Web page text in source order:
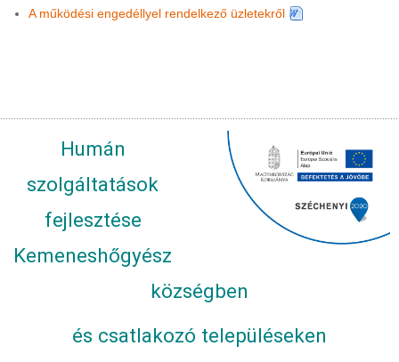
A működési engedéllyel rendelkező üzletekről
Humán
szolgáltatások
fejlesztése
Kemeneshőgyész
községben
és csatlakozó településeken